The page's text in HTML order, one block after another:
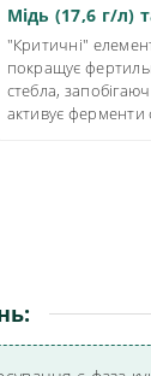
Мідь (17,6 г/л)
"Критичні"
покращує
стебла,
активує ферменти